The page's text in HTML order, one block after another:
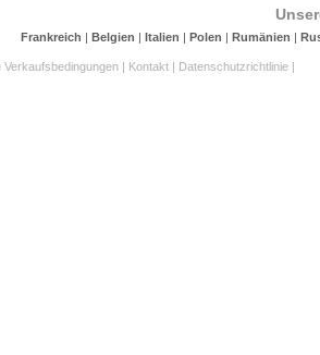
Frankreich | Belgien | Italien | Polen | Rumänien |
Verkaufsbedingungen | Kontakt | Datenschutzrichtlinie |